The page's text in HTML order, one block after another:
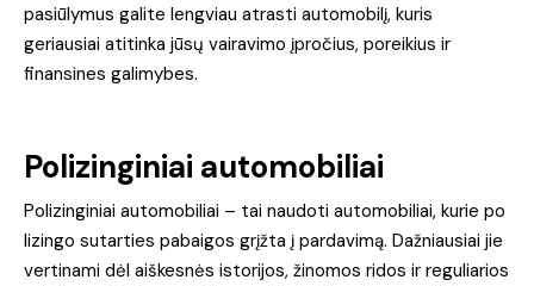
pasiūlymus galite lengviau atrasti automobilį, kuris
geriausiai atitinka jūsų vairavimo įpročius, poreikius ir
finansines galimybes.
Polizinginiai automobiliai
Polizinginiai automobiliai – tai naudoti automobiliai, kurie po
lizingo sutarties pabaigos grįžta į pardavimą. Dažniausiai jie
vertinami dėl aiškesnės istorijos, žinomos ridos ir reguliarios